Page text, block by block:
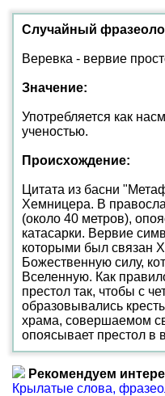
Случайный
Веревка - вервие
Значение:
Употребляется как
ученостью.
Происхождение:
Цитата из басни
Хемницера. В
(около 40 метров),
катасарки. Вервие
которыми был связан
Божественную силу,
Вселенную. Как
престол так, чтобы с
образовывались
храма, совершаемом
опоясывает престол в
Рекомендуем
Крылатые слова,